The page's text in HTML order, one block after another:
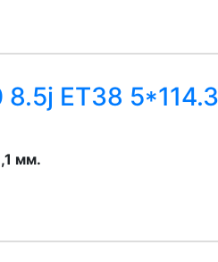
8.5j ET38
мм.